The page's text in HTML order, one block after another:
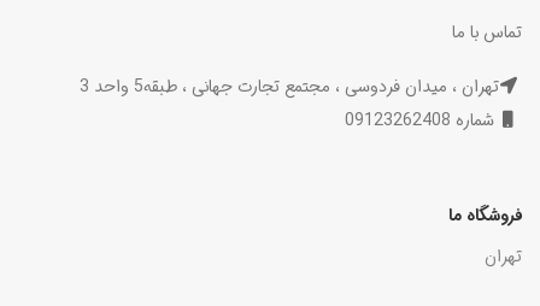
تماس با ما
تهران ، میدان فردوسی ، مجتمع تجارت جهانی ، طبقه5 واحد 3
شماره 09123262408
فروشگاه ما
تهران